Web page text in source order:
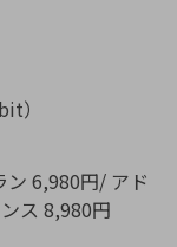
）
6,980円/ アド
ス 8,980円